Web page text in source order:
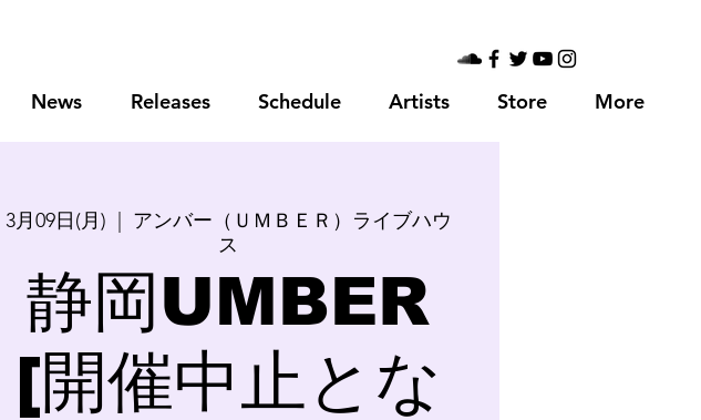
News Releases Schedule Artists Store More
3月09日(月)
アンバー（ＵＭＢＥＲ）ライブハウ
ス
静岡UMBER
[開催中止とな